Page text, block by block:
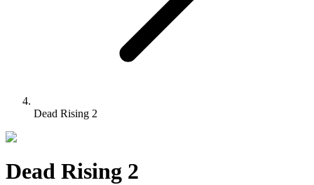
Dead Rising 2
Dead Rising 2